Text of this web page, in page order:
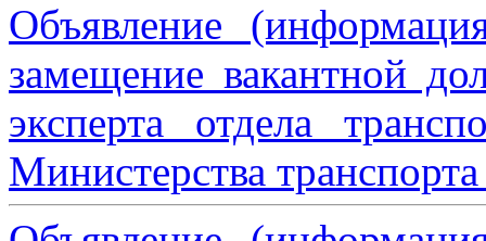
Объявление
замещение вакантной
эксперта отдела
Министерства